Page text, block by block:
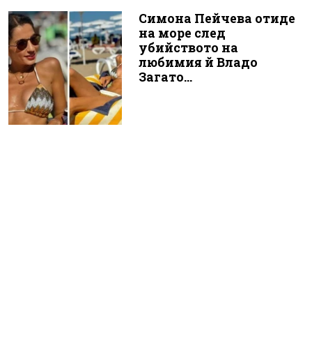
Симона Пейчева отиде
на море след
убийството на
любимия й Владо
Загато...